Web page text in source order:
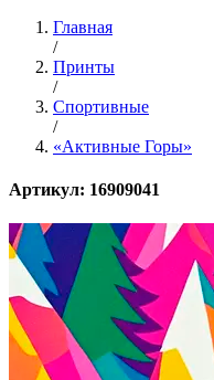
Главная
/
Принты
/
Спортивные
/
«Активные Горы»
Артикул: 16909041